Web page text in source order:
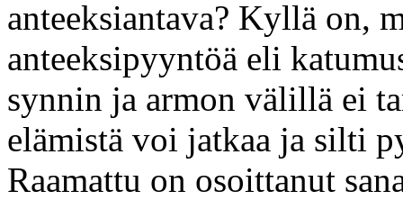
anteeksiantava? Kyllä on,
anteeksipyyntöä eli
synnin ja armon välillä ei
elämistä voi jatkaa ja silti
Raamattu on osoittanut